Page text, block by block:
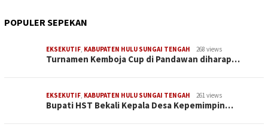
POPULER SEPEKAN
EKSEKUTIF, KABUPATEN HULU SUNGAI TENGAH 268 views
Turnamen Kemboja Cup di Pandawan diharap…
EKSEKUTIF, KABUPATEN HULU SUNGAI TENGAH 261 views
Bupati HST Bekali Kepala Desa Kepemimpin…